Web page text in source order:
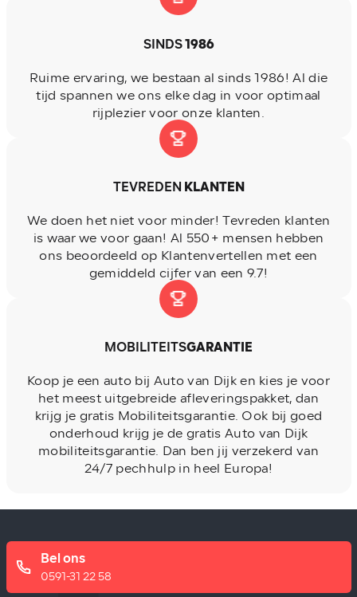
SINDS1986
Ruime ervaring, we bestaan al sinds 1986! Al die
tijd spannen we ons elke dag in voor optimaal
rijplezier voor onze klanten.
TEVREDEN KLANTEN
We doen het niet voor minder! Tevreden klanten
is waar we voor gaan! Al 550+ mensen hebben
ons beoordeeld op Klantenvertellen met een
gemiddeld cijfer van een 9.7!
MOBILITEITSGARANTIE
Koop je een auto bij Auto van Dijk en kies je voor
het meest uitgebreide afleveringspakket, dan
krijg je gratis Mobiliteitsgarantie. Ook bij goed
onderhoud krijg je de gratis Auto van Dijk
mobiliteitsgarantie. Dan ben jij verzekerd van
24/7 pechhulp in heel Europa!
Bel ons
0591-31 22 58